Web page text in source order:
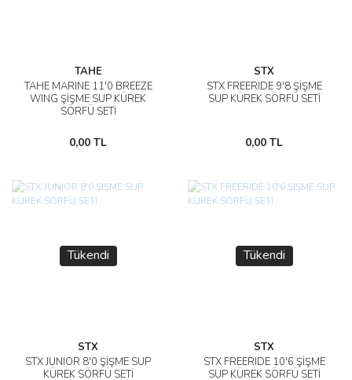
TAHE
TAHE MARINE 11'0 BREEZE
WING ŞİŞME SUP KÜREK
SÖRFÜ SETİ
0,00 TL
STX
STX FREERIDE 9'8 ŞİŞME
SUP KÜREK SÖRFÜ SETİ
0,00 TL
Tükendi
STX
STX JUNIOR 8'0 ŞİŞME SUP
KÜREK SÖRFÜ SETİ
Tükendi
STX
STX FREERIDE 10'6 ŞİŞME
SUP KÜREK SÖRFÜ SETİ